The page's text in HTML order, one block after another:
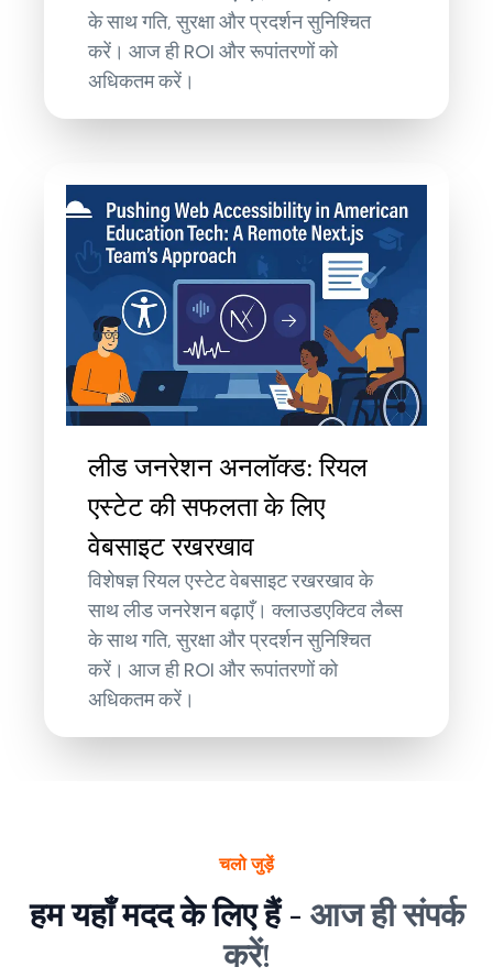
के साथ गति, सुरक्षा और प्रदर्शन सुनिश्चित
करें। आज ही ROI और रूपांतरणों को
अधिकतम करें।
लीड जनरेशन अनलॉक्ड: रियल
एस्टेट की सफलता के लिए
वेबसाइट रखरखाव
विशेषज्ञ रियल एस्टेट वेबसाइट रखरखाव के
साथ लीड जनरेशन बढ़ाएँ। क्लाउडएक्टिव लैब्स
के साथ गति, सुरक्षा और प्रदर्शन सुनिश्चित
करें। आज ही ROI और रूपांतरणों को
अधिकतम करें।
चलो जुड़ें
हम यहाँ मदद के लिए हैं - आज ही संपर्क
करें!